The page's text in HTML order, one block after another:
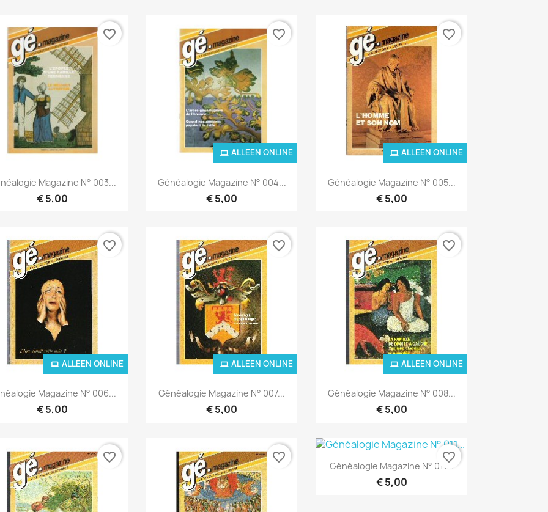
Snel bekijken
Magazine N° 003...
€ 5,00
favorite_border
Snel bekijken
Généalogie Magazine N° 004...
€ 5,00
ALLEEN ONLINE
favorite_border
Snel bekijken
Généalogie Magazine N° 005...
€ 5,00
ALLEEN ONLINE
favorite_border
Snel bekijken
Magazine N° 006...
€ 5,00
ALLEEN ONLINE
favorite_border
Snel bekijken
Généalogie Magazine N° 007...
€ 5,00
ALLEEN ONLINE
favorite_border
Snel bekijken
Généalogie Magazine N° 008...
€ 5,00
ALLEEN ONLINE
favorite_border
favorite_border favorite_border Snel bekijken
Généalogie Magazine N° 011...
€ 5,00
favorite_border